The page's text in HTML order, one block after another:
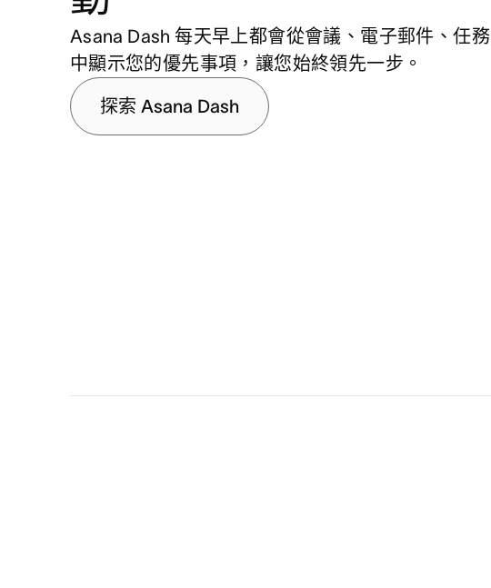
Asana Dash 每天早上都會從會議、電子郵件、任務
中顯示您的優先事項，讓您始終領先一步。
探索 Asana Dash